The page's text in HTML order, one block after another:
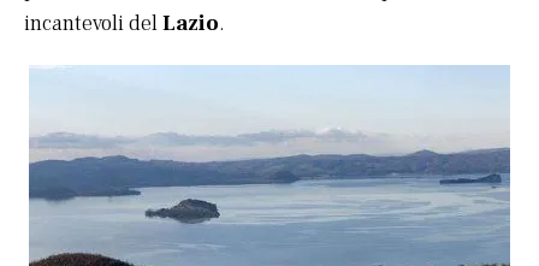
incantevoli delLazio.